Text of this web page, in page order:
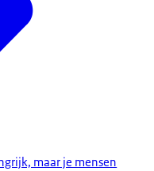
maar je mensen